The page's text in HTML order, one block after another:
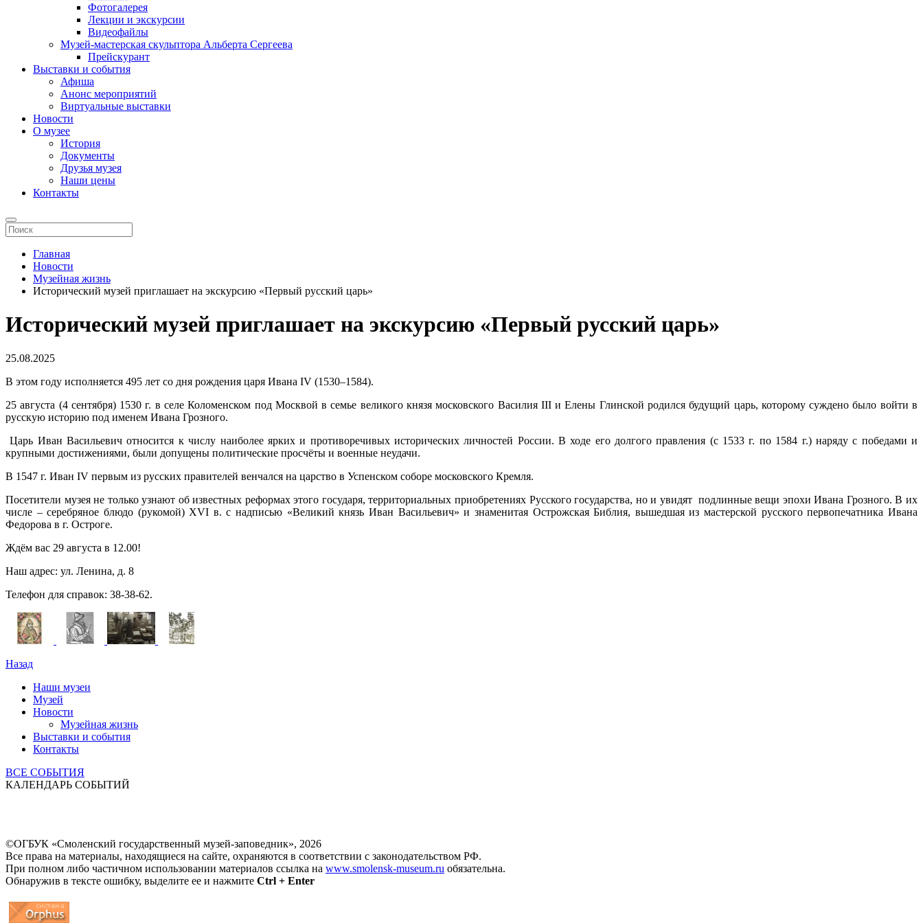
Фотогалерея
Лекции и экскурсии
Видеофайлы
Музей-мастерская скульптора Альберта Сергеева
Прейскурант
Выставки и события
Афиша
Анонс мероприятий
Виртуальные выставки
Новости
О музее
История
Документы
Друзья музея
Наши цены
Контакты
Главная
Новости
Музейная жизнь
Исторический музей приглашает на экскурсию «Первый русский царь»
Исторический музей приглашает на экскурсию «Первый русский царь»
25.08.2025
В этом году исполняется 495 лет со дня рождения царя Ивана IV (1530–1584).
25 августа (4 сентября) 1530 г. в селе Коломенском под Москвой в семье великого князя московского Василия III и Елены Глинской родился будущий царь, которому суждено было войти в
русскую историю под именем Ивана Грозного.
Царь Иван Васильевич относится к числу наиболее ярких и противоречивых исторических личностей России. В ходе его долгого правления (с 1533 г. по 1584 г.) наряду с победами и
крупными достижениями, были допущены политические просчёты и военные неудачи.
В 1547 г. Иван IV первым из русских правителей венчался на царство в Успенском соборе московского Кремля.
Посетители музея не только узнают об известных реформах этого государя, территориальных приобретениях Русского государства, но и увидят подлинные вещи эпохи Ивана Грозного. В их
числе – серебряное блюдо (рукомой) XVI в. с надписью «Великий князь Иван Васильевич» и знаменитая Острожская Библия, вышедшая из мастерской русского первопечатника Ивана
Федорова в г. Остроге.
Ждём вас 29 августа в 12.00!
Наш адрес: ул. Ленина, д. 8
Телефон для справок: 38-38-62.
Назад
Наши музеи
Музей
Новости
Музейная жизнь
Выставки и события
Контакты
ВСЕ СОБЫТИЯ
КАЛЕНДАРЬ СОБЫТИЙ
©ОГБУК «Смоленский государственный музей-заповедник», 2026
Все права на материалы, находящиеся на сайте, охраняются в соответствии с законодательством РФ.
При полном либо частичном использовании материалов ссылка на www.smolensk-museum.ru обязательна.
Обнаружив в тексте ошибку, выделите ее и нажмите Ctrl + Enter